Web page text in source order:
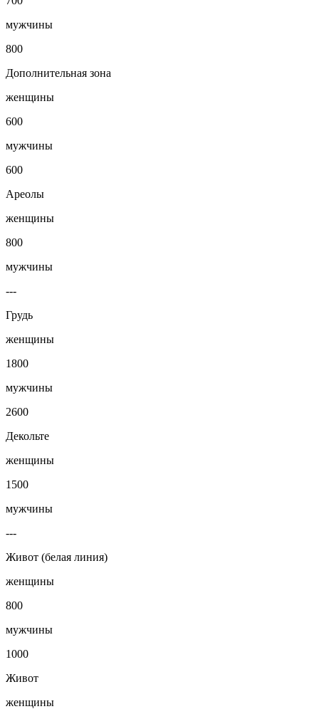
мужчины
800
Дополнительная зона
женщины
600
мужчины
600
Ареолы
женщины
800
мужчины
---
Грудь
женщины
1800
мужчины
2600
Декольте
женщины
1500
мужчины
---
Живот (белая линия)
женщины
800
мужчины
1000
Живот
женщины